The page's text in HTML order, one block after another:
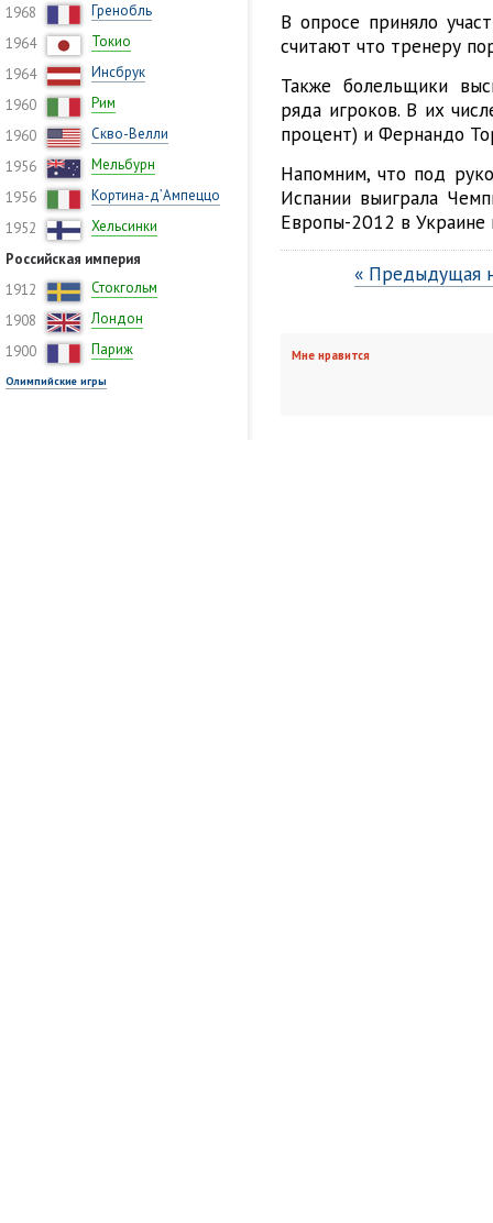
1968
Гренобль
1964
Токио
1964
Инсбрук
1960
Рим
1960
Скво-Велли
1956
Мельбурн
1956
Кортина-д’Ампеццо
1952
Хельсинки
Российская империя
1912
Стокгольм
1908
Лондон
1900
Париж
Олимпийские игры
В опросе приняло
считают что тренеру
Также болельщики
ряда игроков. В их
процент) и Фернандо
Напомним, что под
Испании выиграла
Европы-2012 в Украине
« Предыдущая
Мне нравится